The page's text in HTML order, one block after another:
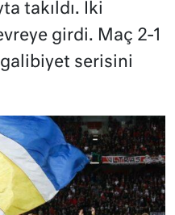
takıldı. İki
girdi. Maç 2-1
serisini